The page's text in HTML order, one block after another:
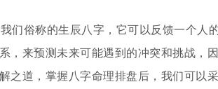
们俗称的生辰八字，它可以反馈一个人
，来预测未来可能遇到的冲突和挑战，
之道，掌握八字命理排盘后，我们可以